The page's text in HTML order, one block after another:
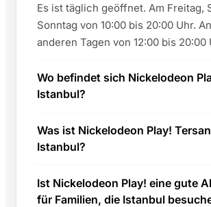
Es ist täglich geöffnet. Am Freitag,
Sonntag von 10:00 bis 20:00 Uhr.
anderen Tagen von 12:00 bis 20:00
Wo befindet sich Nickelodeon
Istanbul?
Was ist Nickelodeon Play!
Istanbul?
Ist Nickelodeon Play! eine gute
für Familien, die Istanbul